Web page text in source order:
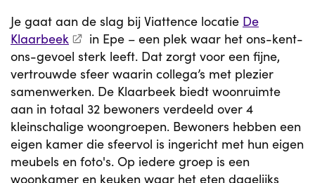
Je gaat aan de slag bij Viattence locatie De
Klaarbeek
in Epe – een plek waar het ons-kent-
ons-gevoel sterk leeft. Dat zorgt voor een fijne,
vertrouwde sfeer waarin collega’s met plezier
samenwerken. De Klaarbeek biedt woonruimte
aan in totaal 32 bewoners verdeeld over 4
kleinschalige woongroepen. Bewoners hebben een
eigen kamer die sfeervol is ingericht met hun eigen
meubels en foto's. Op iedere groep is een
woonkamer en keuken waar het eten dagelijks